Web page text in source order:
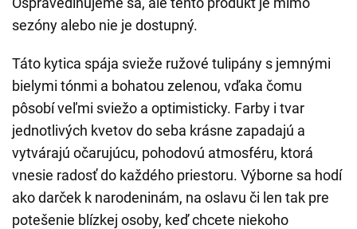
sezóny alebo nie je dostupný.
Táto kytica spája svieže ružové tulipány s jemnými
bielymi tónmi a bohatou zelenou, vďaka čomu
pôsobí veľmi sviežo a optimisticky. Farby i tvar
jednotlivých kvetov do seba krásne zapadajú a
vytvárajú očarujúcu, pohodovú atmosféru, ktorá
vnesie radosť do každého priestoru. Výborne sa hodí
ako darček k narodeninám, na oslavu či len tak pre
potešenie blízkej osoby, keď chcete niekoho